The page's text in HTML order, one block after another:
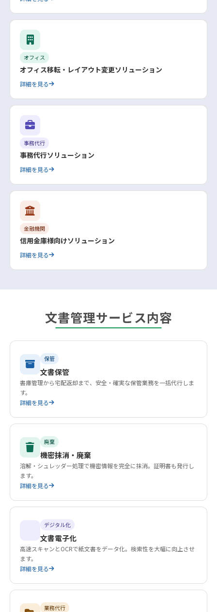
オフィス
オフィス移転・レイアウト変更ソリューション
詳細を見る
事務代行
事務代行ソリューション
詳細を見る
金融機関
信用金庫様向けソリューション
詳細を見る
文書管理サービス内容
保管
文書保管
書庫管理から宅配返却まで、安全・確実な保管業務を一括代行しま
す。
詳細を見る
廃棄
機密抹消・廃棄
溶解・シュレッダー処理で機密情報を完全に抹消。証明書も発行し
ます。
詳細を見る
デジタル化
文書電子化
高速スキャンとOCRで紙文書をデータ化。検索性を大幅に向上させ
ます。
詳細を見る
業務代行